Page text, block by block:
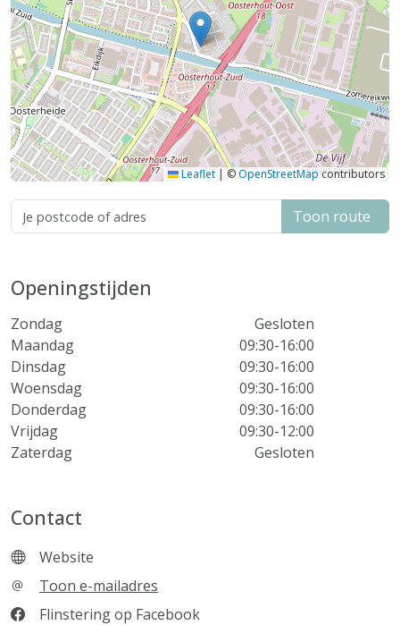
Leaflet | ©OpenStreetMapcontributors
Toon route
Openingstijden
Zondag
Gesloten
Maandag
09:30-16:00
Dinsdag
09:30-16:00
Woensdag
09:30-16:00
Donderdag
09:30-16:00
Vrijdag
09:30-12:00
Zaterdag
Gesloten
Contact
Website
Toon e-mailadres
Flinstering op Facebook